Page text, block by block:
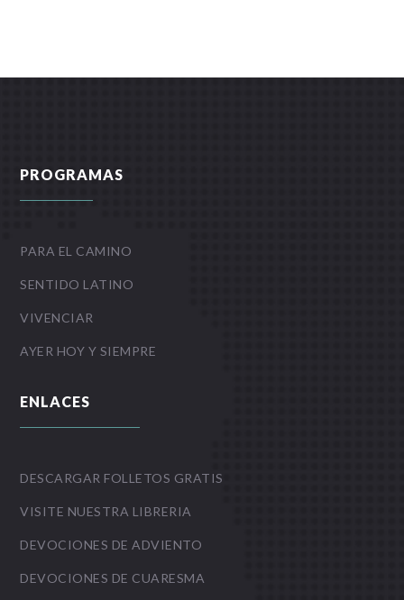
PROGRAMAS
PARA EL CAMINO
SENTIDO LATINO
VIVENCIAR
AYER HOY Y SIEMPRE
ENLACES
DESCARGAR FOLLETOS GRATIS
VISITE NUESTRA LIBRERIA
DEVOCIONES DE ADVIENTO
DEVOCIONES DE CUARESMA